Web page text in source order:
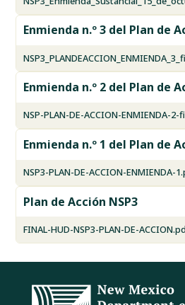
Enmienda n.º 3 del Plan de
Enmienda n.º 2 del Plan de
NSP-PLAN-DE-ACCION-ENMIENDA-
Enmienda n.º 1 del Plan de
NSP3-PLAN-DE-ACCION-ENMIENDA-
Plan de Acción NSP3
FINAL-HUD-NSP3-PLAN-DE-